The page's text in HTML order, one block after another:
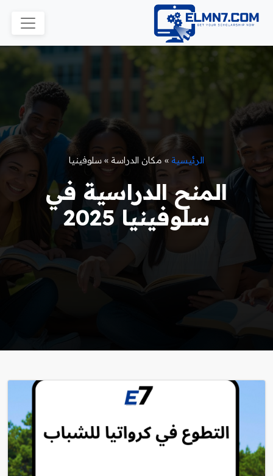
الرئيسية » مكان الدراسة » سلوفينيا
المنح الدراسية في
سلوفينيا 2025